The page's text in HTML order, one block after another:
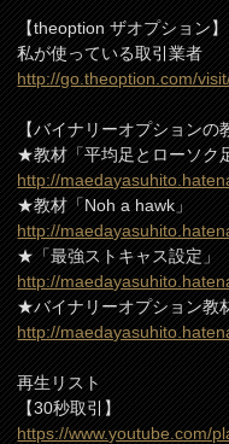
【theoption ザオプション】
私が使っている取引業者
http://go.theoption.com/
【バイナリーオプションの
★教材「平均足とローソク
http://
★教材「Noh a hawk」
http://
★「最強ストキャス設定」
http://
★バイナリーオプション教
http://
再生リスト
【30秒取引】
https://www.youtube.com/